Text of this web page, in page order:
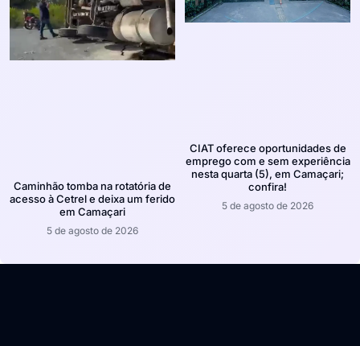
Caminhão tomba na rotatória de
acesso à Cetrel e deixa um ferido
em Camaçari
5 de agosto de 2026
CIAT oferece oportunidades de
emprego com e sem experiência
nesta quarta (5), em Camaçari;
confira!
5 de agosto de 2026